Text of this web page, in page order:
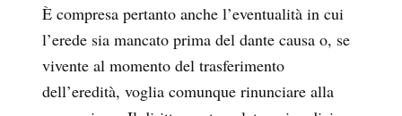
È compresa pertanto anche l’eventualità in cui
l’erede sia mancato prima del dante causa o, se
vivente al momento del trasferimento
dell’eredità, voglia comunque rinunciare alla